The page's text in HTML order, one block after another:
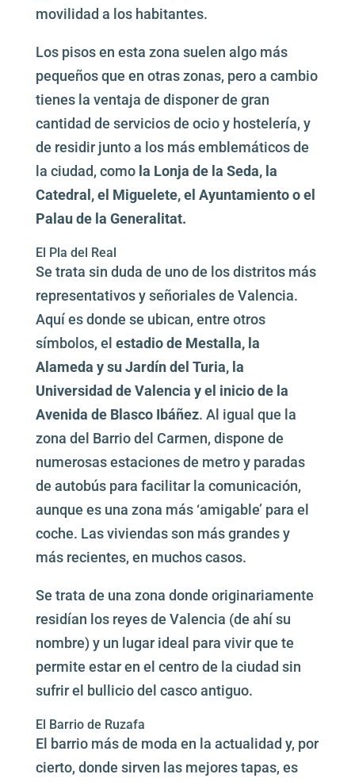
movilidad a los habitantes.
Los pisos en esta zona suelen algo más
pequeños que en otras zonas, pero a cambio
tienes la ventaja de disponer de gran
cantidad de servicios de ocio y hostelería, y
de residir junto a los más emblemáticos de
la ciudad, como la Lonja de la Seda, la
Catedral, el Miguelete, el Ayuntamiento o el
Palau de la Generalitat.
El Pla del Real
Se trata sin duda de uno de los distritos más
representativos y señoriales de Valencia.
Aquí es donde se ubican, entre otros
símbolos, el estadio de Mestalla, la
Alameda y su Jardín del Turia, la
Universidad de Valencia y el inicio de la
Avenida de Blasco Ibáñez. Al igual que la
zona del Barrio del Carmen, dispone de
numerosas estaciones de metro y paradas
de autobús para facilitar la comunicación,
aunque es una zona más ‘amigable’ para el
coche. Las viviendas son más grandes y
más recientes, en muchos casos.
Se trata de una zona donde originariamente
residían los reyes de Valencia (de ahí su
nombre) y un lugar ideal para vivir que te
permite estar en el centro de la ciudad sin
sufrir el bullicio del casco antiguo.
El Barrio de Ruzafa
El barrio más de moda en la actualidad y, por
cierto, donde sirven las mejores tapas, es